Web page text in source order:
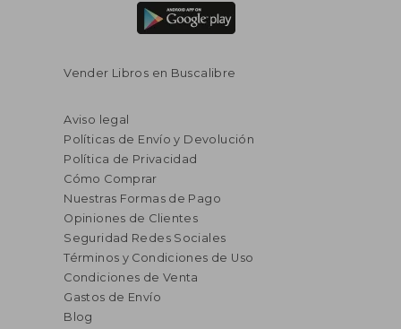
Vender Libros en Buscalibre
Aviso legal
Políticas de Envío y Devolución
Política de Privacidad
Cómo Comprar
Nuestras Formas de Pago
Opiniones de Clientes
Seguridad Redes Sociales
Términos y Condiciones de Uso
Condiciones de Venta
Gastos de Envío
Blog